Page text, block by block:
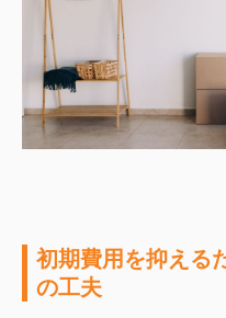
初期費用を抑える
の工夫